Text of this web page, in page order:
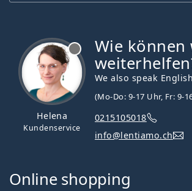
Helena
Kundenservice
Wie
We also speak English
(Mo-Do: 9-17 Uhr, Fr: 9-
0215105018
info@lentiamo.ch
Online shopping